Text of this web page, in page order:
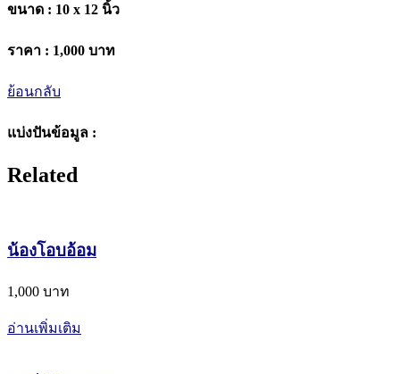
ขนาด : 10 x 12 นิ้ว
ราคา : 1,000 บาท
ย้อนกลับ
แบ่งปันข้อมูล :
Related
น้องโอบอ้อม
1,000 บาท
อ่านเพิ่มเติม